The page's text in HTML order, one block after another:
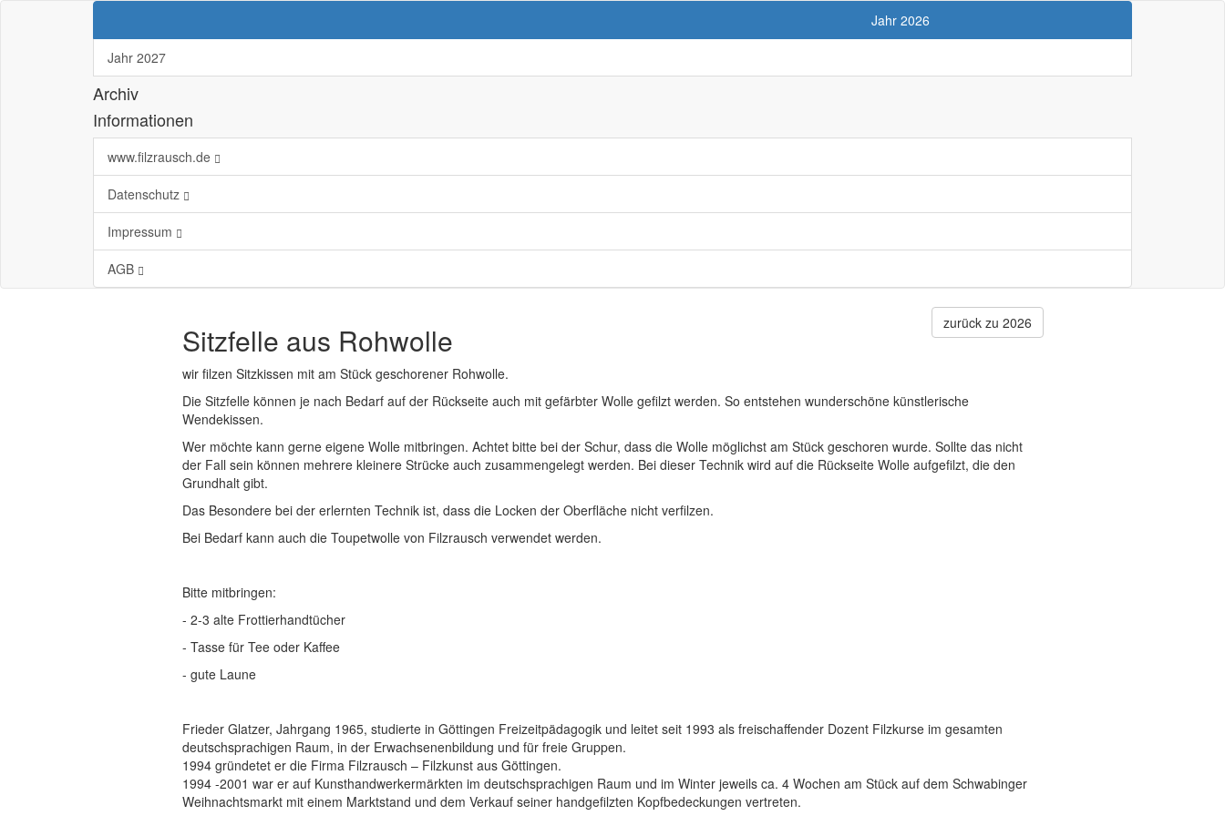
Jahr 2026
Jahr 2027
Archiv
Informationen
www.filzrausch.de
Datenschutz
Impressum
AGB
Sitzfelle aus Rohwolle zurück zu 2026
wir filzen Sitzkissen mit am Stück geschorener Rohwolle.
Die Sitzfelle können je nach Bedarf auf der Rückseite auch mit gefärbter Wolle gefilzt werden. So entstehen wunderschöne künstlerische
Wendekissen.
Wer möchte kann gerne eigene Wolle mitbringen. Achtet bitte bei der Schur, dass die Wolle möglichst am Stück geschoren wurde. Sollte das nicht
der Fall sein können mehrere kleinere Strücke auch zusammengelegt werden. Bei dieser Technik wird auf die Rückseite Wolle aufgefilzt, die den
Grundhalt gibt.
Das Besondere bei der erlernten Technik ist, dass die Locken der Oberfläche nicht verfilzen.
Bei Bedarf kann auch die Toupetwolle von Filzrausch verwendet werden.
Bitte mitbringen:
- 2-3 alte Frottierhandtücher
- Tasse für Tee oder Kaffee
- gute Laune
Frieder Glatzer, Jahrgang 1965, studierte in Göttingen Freizeitpädagogik und leitet seit 1993 als freischaffender Dozent Filzkurse im gesamten
deutschsprachigen Raum, in der Erwachsenenbildung und für freie Gruppen.
1994 gründetet er die Firma Filzrausch – Filzkunst aus Göttingen.
1994 -2001 war er auf Kunsthandwerkermärkten im deutschsprachigen Raum und im Winter jeweils ca. 4 Wochen am Stück auf dem Schwabinger
Weihnachtsmarkt mit einem Marktstand und dem Verkauf seiner handgefilzten Kopfbedeckungen vertreten.